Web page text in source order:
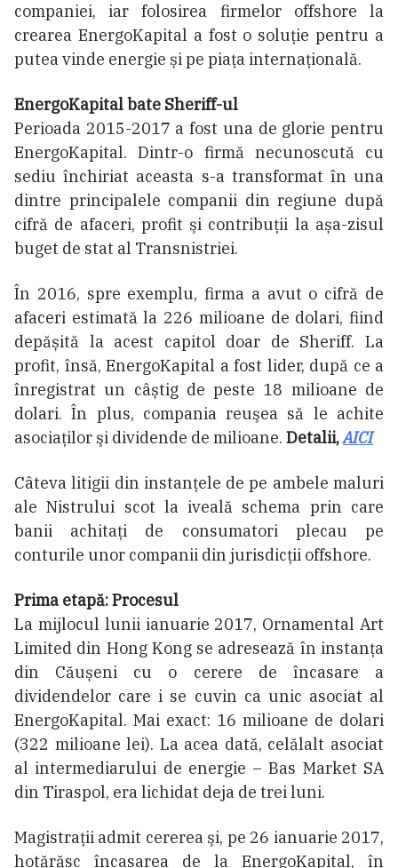
companiei, iar folosirea firmelor offshore la
crearea EnergoKapital a fost o soluţie pentru a
putea vinde energie și pe piaţa internaţională.
EnergoKapital bate Sheriff-ul
Perioada 2015-2017 a fost una de glorie pentru
EnergoKapital. Dintr-o firmă necunoscută cu
sediu închiriat aceasta s-a transformat în una
dintre principalele companii din regiune după
cifră de afaceri, profit şi contribuţii la așa-zisul
buget de stat al Transnistriei.
În 2016, spre exemplu, firma a avut o cifră de
afaceri estimată la 226 milioane de dolari, fiind
depășită la acest capitol doar de Sheriff. La
profit, însă, EnergoKapital a fost lider, după ce a
înregistrat un câștig de peste 18 milioane de
dolari. În plus, compania reuşea să le achite
asociaţilor şi dividende de milioane. Detalii,AICI
Câteva litigii din instanţele de pe ambele maluri
ale Nistrului scot la iveală schema prin care
banii achitaţi de consumatori plecau pe
conturile unor companii din jurisdicții offshore.
Prima etapă: Procesul
La mijlocul lunii ianuarie 2017, Ornamental Art
Limited din Hong Kong se adresează în instanța
din Căușeni cu o cerere de încasare a
dividendelor care i se cuvin ca unic asociat al
EnergoKapital. Mai exact: 16 milioane de dolari
(322 milioane lei). La acea dată, celălalt asociat
al intermediarului de energie – Bas Market SA
din Tiraspol, era lichidat deja de trei luni.
Magistrații admit cererea şi, pe 26 ianuarie 2017,
hotărăsc încasarea de la EnergoKapital, în